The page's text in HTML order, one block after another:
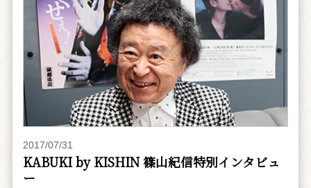
2017/07/31
KABUKI by KISHIN 篠山紀信特別インタビュ
ー